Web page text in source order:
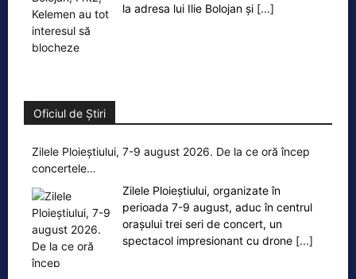
la adresa lui Ilie Bolojan și [...]
Oficiul de Știri
Zilele Ploieștiului, 7-9 august 2026. De la ce oră încep
concertele…
Zilele Ploieștiului, organizate în
perioada 7-9 august, aduc în centrul
orașului trei seri de concert, un
spectacol impresionant cu drone [...]